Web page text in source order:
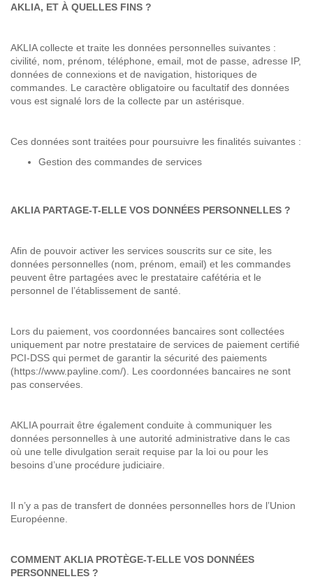
AKLIA, ET À QUELLES FINS ?
AKLIA collecte et traite les données personnelles suivantes :
civilité, nom, prénom, téléphone, email, mot de passe, adresse IP,
données de connexions et de navigation, historiques de
commandes. Le caractère obligatoire ou facultatif des données
vous est signalé lors de la collecte par un astérisque.
Ces données sont traitées pour poursuivre les finalités suivantes :
Gestion des commandes de services
AKLIA PARTAGE-T-ELLE VOS DONNÉES PERSONNELLES ?
Afin de pouvoir activer les services souscrits sur ce site, les
données personnelles (nom, prénom, email) et les commandes
peuvent être partagées avec le prestataire cafétéria et le
personnel de l’établissement de santé.
Lors du paiement, vos coordonnées bancaires sont collectées
uniquement par notre prestataire de services de paiement certifié
PCI-DSS qui permet de garantir la sécurité des paiements
(https://www.payline.com/). Les coordonnées bancaires ne sont
pas conservées.
AKLIA pourrait être également conduite à communiquer les
données personnelles à une autorité administrative dans le cas
où une telle divulgation serait requise par la loi ou pour les
besoins d’une procédure judiciaire.
Il n’y a pas de transfert de données personnelles hors de l’Union
Européenne.
COMMENT AKLIA PROTÈGE-T-ELLE VOS DONNÉES
PERSONNELLES ?